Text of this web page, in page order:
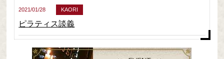
2021/01/28 KAORI
ピラティス談義